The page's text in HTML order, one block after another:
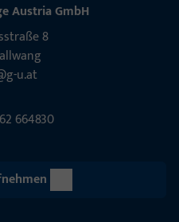
Aus­tria GmbH
8
u.at
664830